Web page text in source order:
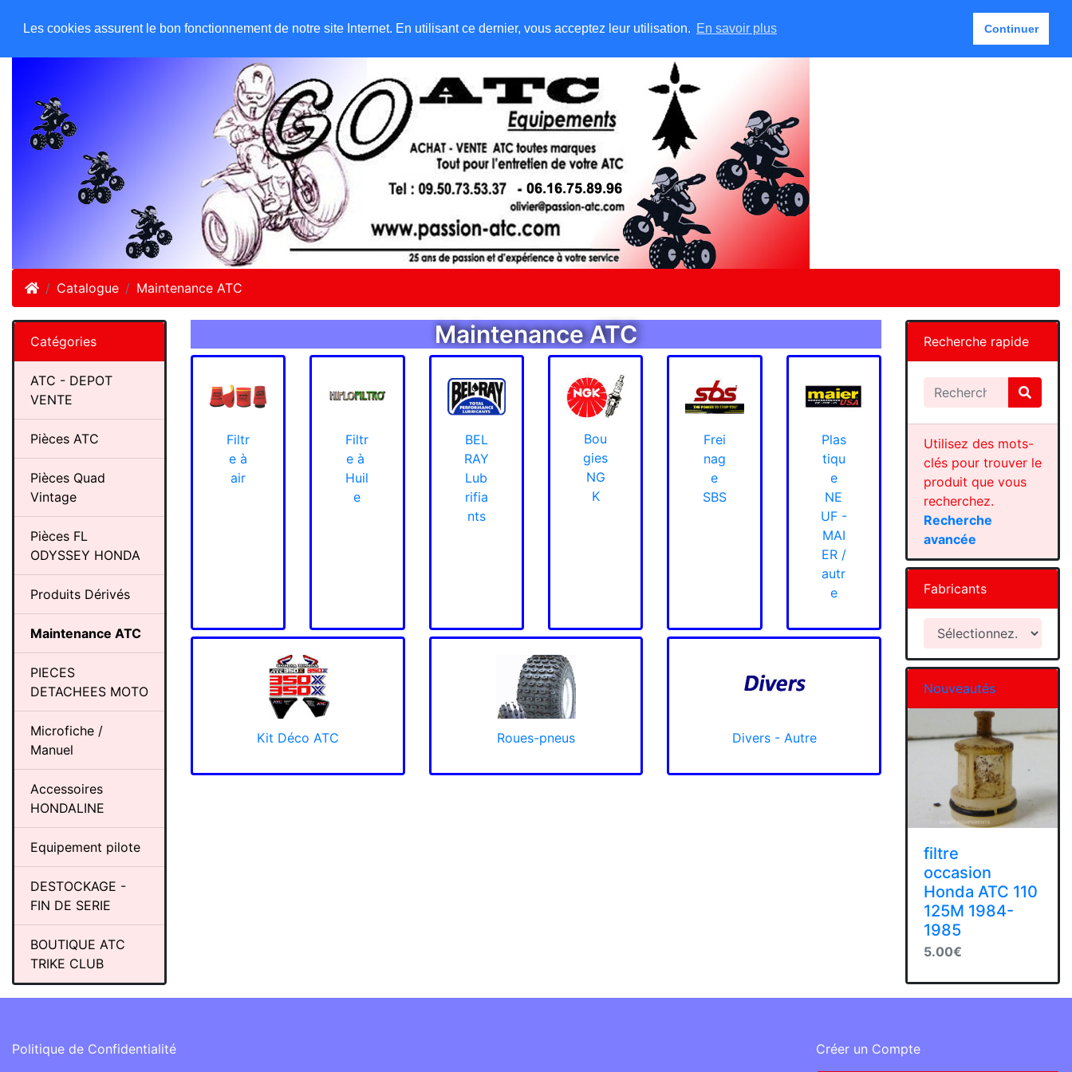
Les cookies assurent le bon fonctionnement de notre site Internet. En utilisant ce dernier, vous acceptez leur utilisation. En savoir plus Continuer
GO ATC EQUIPEMENTS Accueil Français 0 article(s)
Accueil
Catalogue Maintenance ATC
Maintenance ATC
Filtr
e à
air
Filtr
e à
Huil
e
BEL
RAY
Lub
rifia
nts
Bou
gies
NG
K
Frei
nag
e
SBS
Plas
tiqu
e
NE
UF -
MAI
ER /
autr
e
Kit Déco ATC Roues-pneus Divers - Autre
Catégories
ATC - DEPOT
VENTE
Pièces ATC
Pièces Quad
Vintage
Pièces FL
ODYSSEY HONDA
Produits Dérivés
Maintenance ATC
PIECES
DETACHEES MOTO
Microfiche /
Manuel
Accessoires
HONDALINE
Equipement pilote
DESTOCKAGE -
FIN DE SERIE
BOUTIQUE ATC
TRIKE CLUB
Recherche rapide
Utilisez des mots-
clés pour trouver le
produit que vous
recherchez.
Recherche
avancée
Fabricants
Nouveautés
filtre
occasion
Honda ATC 110
125M 1984-
1985
5.00€
Politique de Confidentialité Créer un Compte